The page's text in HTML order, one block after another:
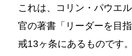
これは、コリン・パウエ
官の著書「リーダーを目
戒13ヶ条にあるものです